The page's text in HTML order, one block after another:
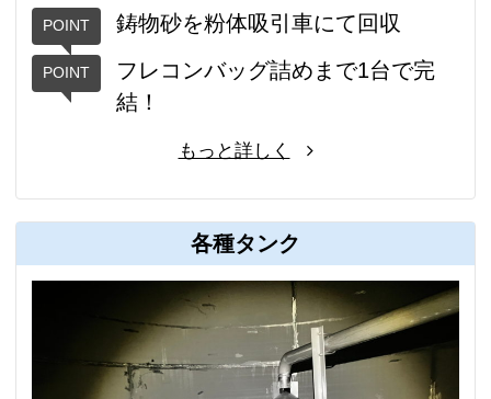
鋳物砂を粉体吸引車にて回収
フレコンバッグ詰めまで1台で完
結！
もっと詳しく
各種タンク